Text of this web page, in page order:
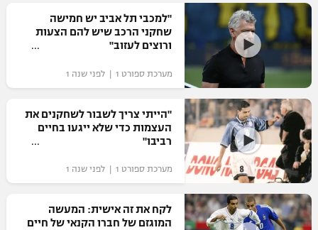
תגיות
המגזין
"למכבי תל אביב יש חמישה
שחקני הרכב שיש להם הצעות
ורוצים לעזוב"
מערכת ספורט 1 | לפני שנה 1
"הייתי צריך לשבור לשחקנים את
העצמות כדי שלא ייגעו בחיים
רביבו"
מערכת ספורט 1 | לפני שנה 1
לקח את זה אישית: המעשה
המוגזם של חברו הקנאי של חיים